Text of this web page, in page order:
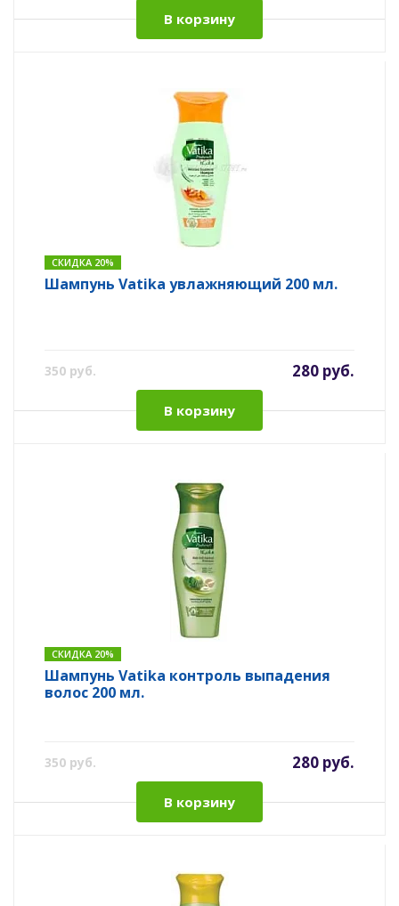
В корзину
СКИДКА 20%
Шампунь Vatika увлажняющий 200 мл.
350 руб. 280 руб.
В корзину
СКИДКА 20%
Шампунь Vatika контроль выпадения
волос 200 мл.
350 руб. 280 руб.
В корзину